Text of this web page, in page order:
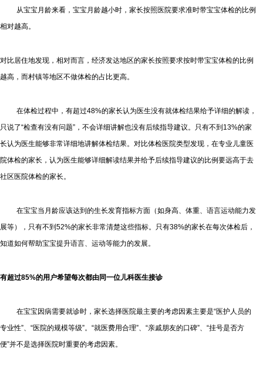
从宝宝月龄来看，宝宝月龄越小时，家长按照医院要求准时带宝宝体检的比例
相对越高。
对比居住地发现，相对而言，经济发达地区的家长按照要求按时带宝宝体检的比例
越高，而村镇等地区不做体检的占比更高。
在体检过程中，有超过48%的家长认为医生没有就体检结果给予详细的解读，
只说了“检查有没有问题”，不会详细讲解也没有后续指导建议。只有不到13%的家
长认为医生能够非常详细地讲解体检结果。对比体检医院类型发现，在专业儿童医
院体检的家长，认为医生能够详细解读结果并给予后续指导建议的比例要远高于去
社区医院体检的家长。
在宝宝当月龄应该达到的生长发育指标方面（如身高、体重、语言运动能力发
展等），只有不到52%的家长非常清楚这些指标。只有38%的家长在每次体检后，
知道如何帮助宝宝提升语言、运动等能力的发展。
有超过85%的用户希望每次都由同一位儿科医生接诊
在宝宝因病需要就诊时，家长选择医院最主要的考虑因素主要是“医护人员的
专业性”、“医院的规模等级”。“就医费用合理”、“亲戚朋友的口碑”、“挂号是否方
便”并不是选择医院时重要的考虑因素。